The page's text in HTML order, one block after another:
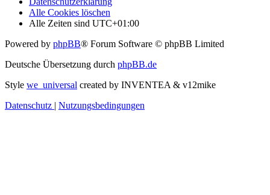
Alle Cookies löschen
Alle Zeiten sind UTC+01:00
Powered by phpBB® Forum Software © phpBB Limited
Deutsche Übersetzung durch phpBB.de
Style we_universal created by INVENTEA & v12mike
Datenschutz | Nutzungsbedingungen